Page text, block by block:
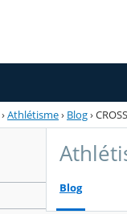
›Athlétisme› Blog›
Blog